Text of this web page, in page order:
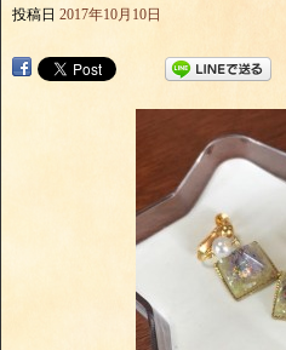
投稿日 2017年10月10日